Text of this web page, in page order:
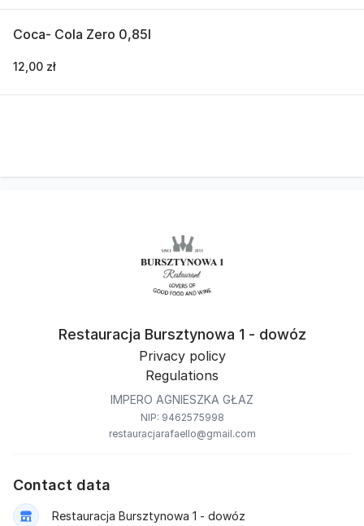
Coca- Cola Zero 0,85l
12,00 zł
Restauracja Bursztynowa 1 - dowóz
Privacy policy
Regulations
IMPERO AGNIESZKA GŁAZ
NIP: 9462575998
restauracjarafaello@gmail.com
Contact data
Restauracja Bursztynowa 1 - dowóz